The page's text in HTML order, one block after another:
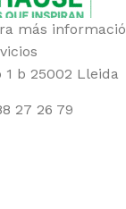
más
1 b 25002 Lleida
27 26 79